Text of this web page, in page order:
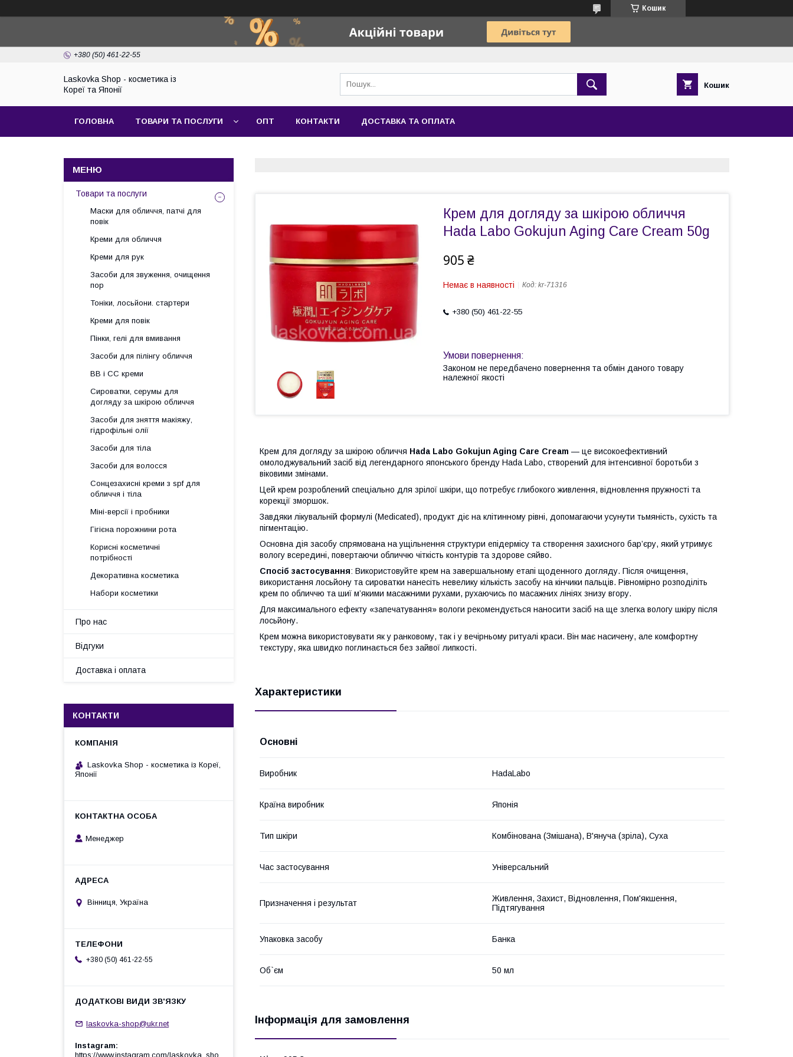
Кошик
+380 (50) 461-22-55
Laskovka Shop - косметика із
Кореї та Японії
Кошик
ГОЛОВНА ТОВАРИ ТА ПОСЛУГИ ОПТ КОНТАКТИ ДОСТАВКА ТА ОПЛАТА
Крем для догляду за шкірою обличчя
Hada Labo Gokujun Aging Care Cream 50g
905 ₴
Немає в наявності Код: kr-71316
+380 (50) 461-22-55
Законом не передбачено повернення та обмін даного товару
належної якості
Крем для догляду за шкірою обличчя Hada Labo Gokujun Aging Care Cream — це високоефективний
омолоджувальний засіб від легендарного японського бренду Hada Labo, створений для інтенсивної боротьби з
віковими змінами.
Цей крем розроблений спеціально для зрілої шкіри, що потребує глибокого живлення, відновлення пружності та
корекції зморшок.
Завдяки лікувальній формулі (Medicated), продукт діє на клітинному рівні, допомагаючи усунути тьмяність, сухість та
пігментацію.
Основна дія засобу спрямована на ущільнення структури епідермісу та створення захисного бар’єру, який утримує
вологу всередині, повертаючи обличчю чіткість контурів та здорове сяйво.
Спосіб застосування: Використовуйте крем на завершальному етапі щоденного догляду. Після очищення,
використання лосьйону та сироватки нанесіть невелику кількість засобу на кінчики пальців. Рівномірно розподіліть
крем по обличчю та шиї м’якими масажними рухами, рухаючись по масажних лініях знизу вгору.
Для максимального ефекту «запечатування» вологи рекомендується наносити засіб на ще злегка вологу шкіру після
лосьйону.
Крем можна використовувати як у ранковому, так і у вечірньому ритуалі краси. Він має насичену, але комфортну
текстуру, яка швидко поглинається без зайвої липкості.
Характеристики
Основні
Виробник HadaLabo
Країна виробник Японія
Тип шкіри Комбінована (Змішана), В'януча (зріла), Суха
Час застосування Універсальний
Призначення і результат
Живлення, Захист, Відновлення, Пом'якшення,
Підтягування
Упаковка засобу Банка
Об`єм 50 мл
Інформація для замовлення
Товари та послуги
Маски для обличчя, патчі для
повік
Креми для обличчя
Креми для рук
Засоби для звуження, очищення
пор
Тоніки, лосьйони. стартери
Креми для повік
Пінки, гелі для вмивання
Засоби для пілінгу обличчя
BB і СС креми
Сироватки, серумы для
догляду за шкірою обличчя
Засоби для зняття макіяжу,
гідрофільні олії
Засоби для тіла
Засоби для волосся
Сонцезахисні креми з spf для
обличчя і тіла
Міні-версії і пробники
Гігієна порожнини рота
Корисні косметичні
потрібності
Декоративна косметика
Набори косметики
Про нас
Відгуки
Доставка і оплата
КОНТАКТИ
Laskovka Shop - косметика із Кореї,
Японії
Менеджер
Вінниця, Україна
+380 (50) 461-22-55
laskovka-shop@ukr.net
Instagram
https://www.instagram.com/laskovka_sho